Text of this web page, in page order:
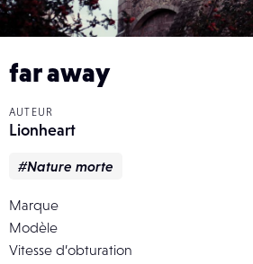
far away
AUTEUR
Lionheart
#Nature morte
Marque
Modèle
Vitesse d’obturation